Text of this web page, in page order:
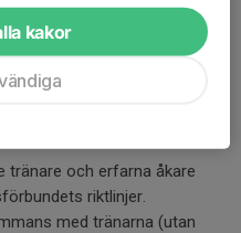
annat avtalats.
på anmälan
tränare och erfarna åkare
riktlinjer.
med tränarna (utan
kakor